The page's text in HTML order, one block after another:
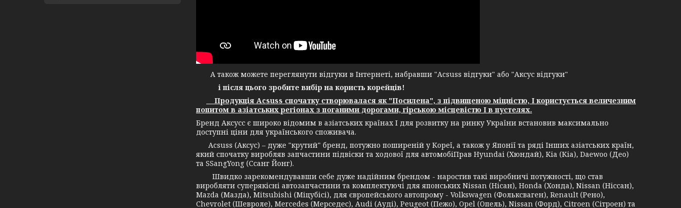
А також можете переглянути відгуки в Інтернеті, набравши "Acsuss відгуки" або "Аксус відгуки"
і після цього зробите вибір на користь корейців!
Продукція Acsuss спочатку створювалася як "Посилена", з підвищеною міцністю, І користується величезним
попитом в азіатських регіонах з поганими дорогами, гірською місцевістю І в пустелях.
Бренд Аксусс є широко відомим в азіатських країнах І для розвитку на ринку України встановив максимально
доступні ціни для українського споживача.
Acsuss (Аксус) – дуже "крутий" бренд, потужно поширеній у Кореї, а також у Японії та ряді Інших азіатських країн,
який спочатку виробляв запчастини підвіски та ходової для автомобіПрав Hyundai (Хюндай), Kia (Кіа), Daewoo (Део)
та SSangYong (Ссанг Йонг).
Швидко зарекомендувавши себе дуже надійним брендом - наростив такі виробничі потужності, що став
виробляти суперякісні автозапчастини та комплектуючі для японських Nissan (Нісан), Honda (Хонда), Nissan (Ніссан),
Mazda (Мазда), Mitsubishi (Міцубісі), для європейського автопрому - Volkswagen (Фольксваген), Renault (Рено),
Chevrolet (Шевроле), Mercedes (Мерседес), Audi (Ауді), Peugeot (Пежо), Opel (Опель), Nissan (Форд), Citroen (Сітроен) та